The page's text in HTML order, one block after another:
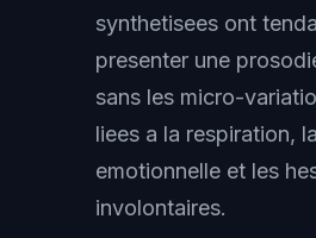
synthetisees ont
presenter une
sans les micro-
liees a la respiration,
emotionnelle et les
involontaires.